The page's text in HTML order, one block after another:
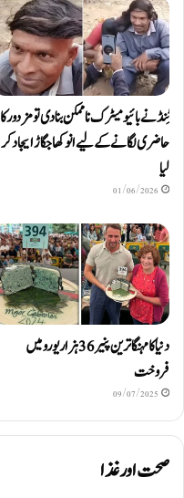
ٹِنڈ نے بائیومیٹرک ناممکن بنا دی تو مزدور کا
حاضری لگانے کے لیے انوکھا جگاڑ ایجاد کر
لیا
01/06/2026
دنیا کا مہنگا ترین پنیر 36 ہزار یورو میں
فروخت
09/07/2025
صحت اور غذا